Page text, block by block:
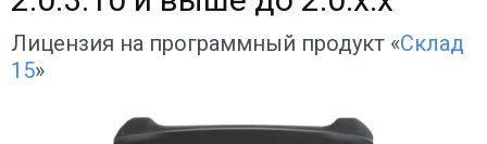
Лицензия на программный продукт «Склад
15»